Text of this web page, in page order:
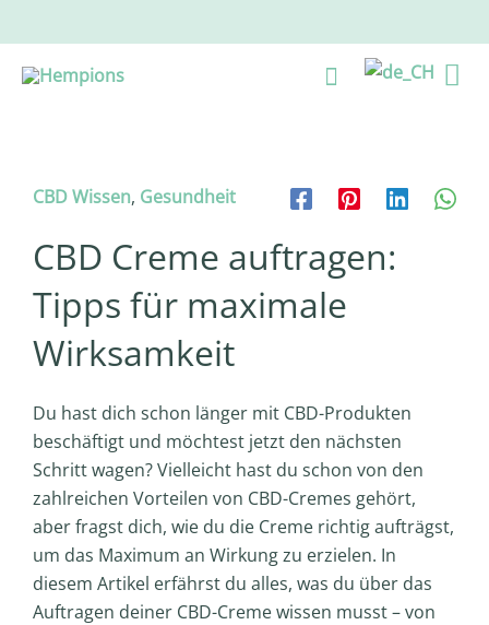
Inhalt
springen
Suche
CBD Wissen, Gesundheit
CBD Creme auftragen:
Tipps für maximale
Wirksamkeit
Du hast dich schon länger mit CBD-Produkten
beschäftigt und möchtest jetzt den nächsten
Schritt wagen? Vielleicht hast du schon von den
zahlreichen Vorteilen von CBD-Cremes gehört,
aber fragst dich, wie du die Creme richtig aufträgst,
um das Maximum an Wirkung zu erzielen. In
diesem Artikel erfährst du alles, was du über das
Auftragen deiner CBD-Creme wissen musst – von